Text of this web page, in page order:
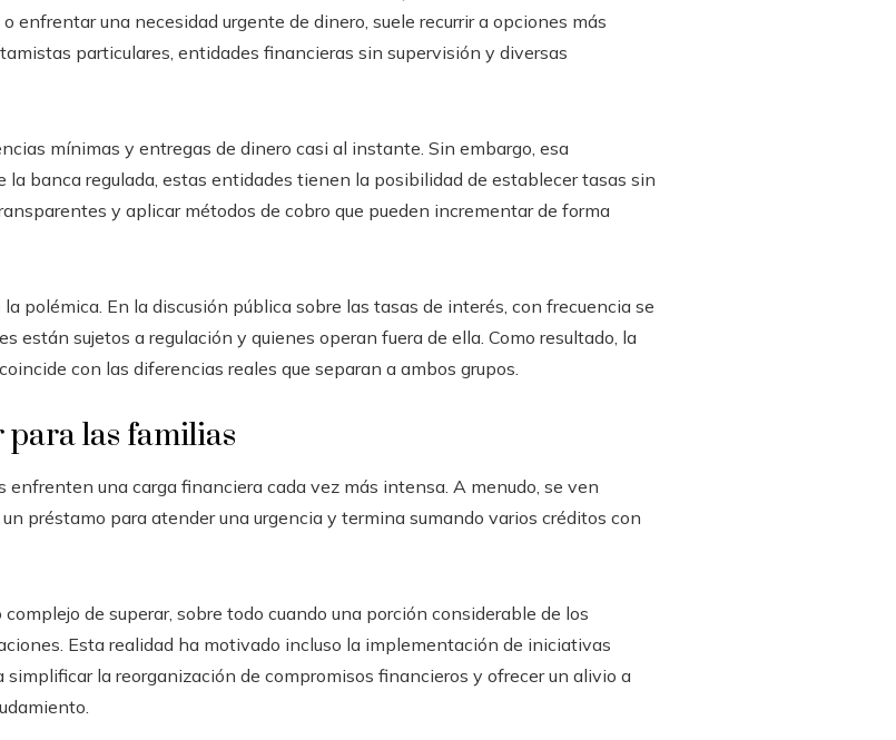
enfrentar una necesidad urgente de dinero, suele recurrir a opciones más
particulares, entidades financieras sin supervisión y diversas
mínimas y entregas de dinero casi al instante. Sin embargo, esa
banca regulada, estas entidades tienen la posibilidad de establecer tasas sin
y aplicar métodos de cobro que pueden incrementar de forma
polémica. En la discusión pública sobre las tasas de interés, con frecuencia se
están sujetos a regulación y quienes operan fuera de ella. Como resultado, la
con las diferencias reales que separan a ambos grupos.
para las familias
enfrenten una carga financiera cada vez más intensa. A menudo, se ven
préstamo para atender una urgencia y termina sumando varios créditos con
de superar, sobre todo cuando una porción considerable de los
Esta realidad ha motivado incluso la implementación de iniciativas
la reorganización de compromisos financieros y ofrecer un alivio a